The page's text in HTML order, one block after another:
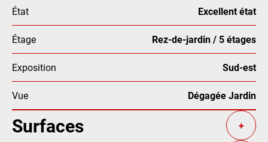
État Excellent état
Étage Rez-de-jardin / 5 étages
Exposition Sud-est
Vue Dégagée Jardin
Surfaces +